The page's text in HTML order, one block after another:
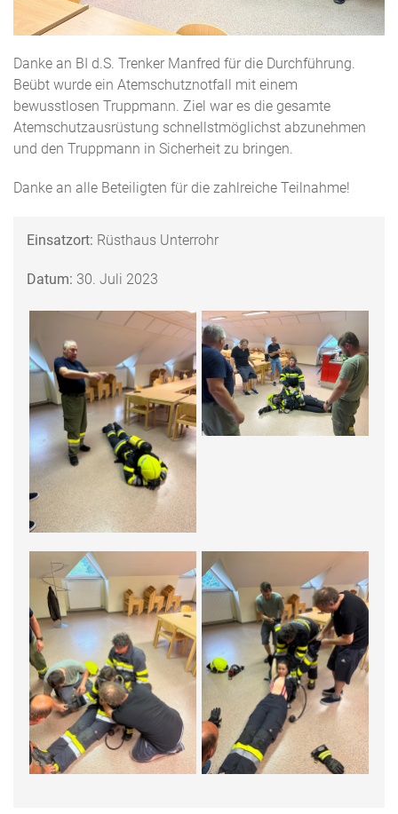
Danke an BI d.S. Trenker Manfred für die Durchführung.
Beübt wurde ein Atemschutznotfall mit einem
bewusstlosen Truppmann. Ziel war es die gesamte
Atemschutzausrüstung schnellstmöglichst abzunehmen
und den Truppmann in Sicherheit zu bringen.
Danke an alle Beteiligten für die zahlreiche Teilnahme!
Einsatzort: Rüsthaus Unterrohr
Datum: 30. Juli 2023